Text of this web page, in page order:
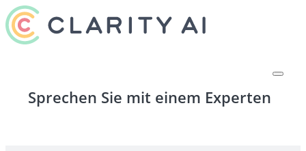
Sprechen Sie mit einem Experten